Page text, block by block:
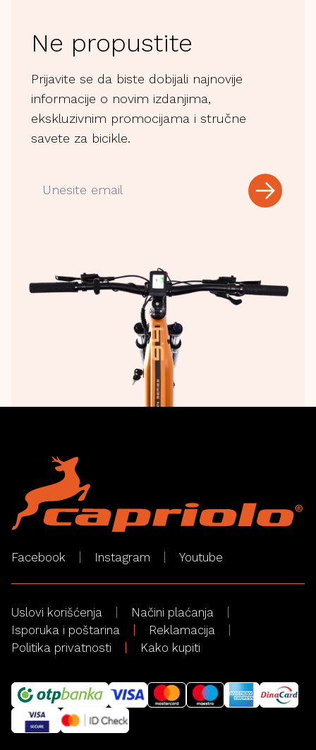
Ne propustite
Prijavite se da biste dobijali najnovije
informacije o novim izdanjima,
ekskluzivnim promocijama i stručne
savete za bicikle.
Facebook Instagram Youtube
Uslovi korišćenja
Načini plaćanja
Isporuka i poštarina
Reklamacija
Politika privatnosti
Kako kupiti